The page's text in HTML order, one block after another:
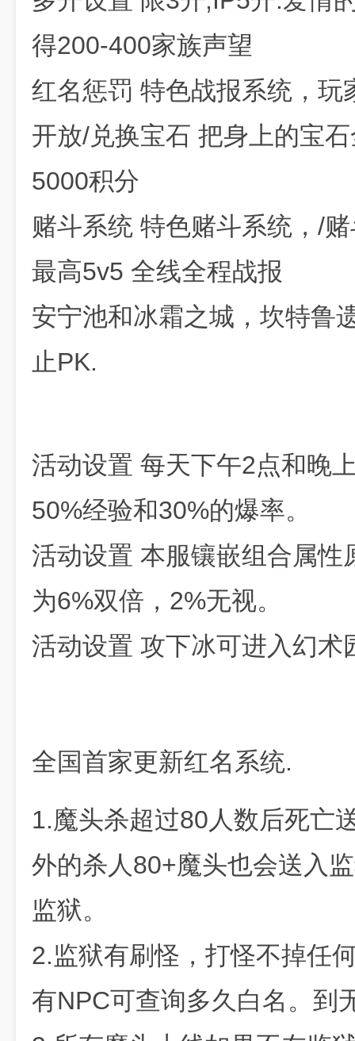
得200-400家族声望
红名惩罚 特色战报系统，玩
开放/兑换宝石 把身上的宝
5000积分
赌斗系统 特色赌斗系统，/
最高5v5 全线全程战报
安宁池和冰霜之城，坎特鲁
止PK.
活动设置 每天下午2点和晚
50%经验和30%的爆率。
活动设置 本服镶嵌组合属
为6%双倍，2%无视。
活动设置 攻下冰可进入幻
全国首家更新红名系统.
1.魔头杀超过80人数后死亡
外的杀人80+魔头也会送入
监狱。
2.监狱有刷怪，打怪不掉任
有NPC可查询多久白名。到